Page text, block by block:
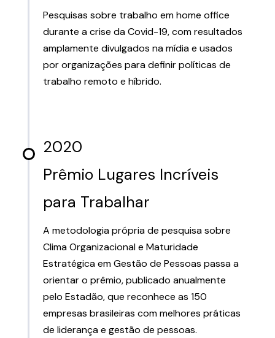
Pesquisas sobre trabalho em home office
durante a crise da Covid-19, com resultados
amplamente divulgados na mídia e usados
por organizações para definir políticas de
trabalho remoto e híbrido.
2020
Prêmio Lugares Incríveis
para Trabalhar
A metodologia própria de pesquisa sobre
Clima Organizacional e Maturidade
Estratégica em Gestão de Pessoas passa a
orientar o prêmio, publicado anualmente
pelo Estadão, que reconhece as 150
empresas brasileiras com melhores práticas
de liderança e gestão de pessoas.